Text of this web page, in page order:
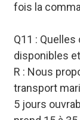
fois la
Q11 :
disponibles
R : Nous
transport
5 jours